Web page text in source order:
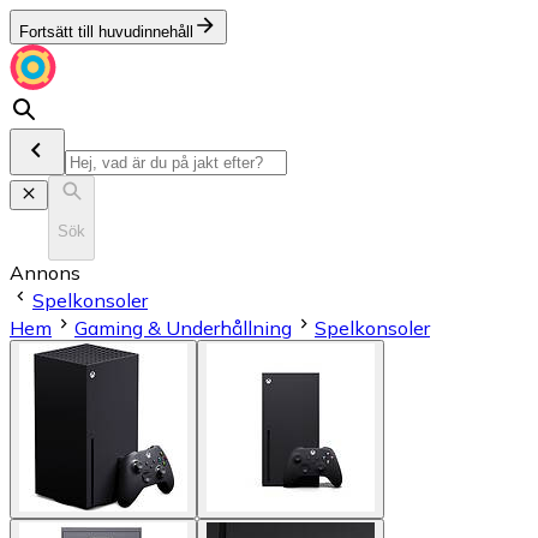
Fortsätt till huvudinnehåll
Sök
Annons
Spelkonsoler
Hem
Gaming & Underhållning Spelkonsoler